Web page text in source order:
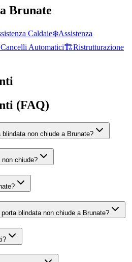
Brunate
Caldaie❄️Assistenza
Automatici🏗️Ristrutturazione
(FAQ)
non chiude a Brunate?
chiude?
blindata non chiude a Brunate?